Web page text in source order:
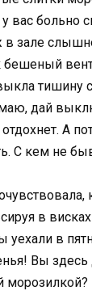
вас больно
зале
бешеный
тишину
дай
А
С кем не
в висках
уехали в
Вы здесь
морозилкой?